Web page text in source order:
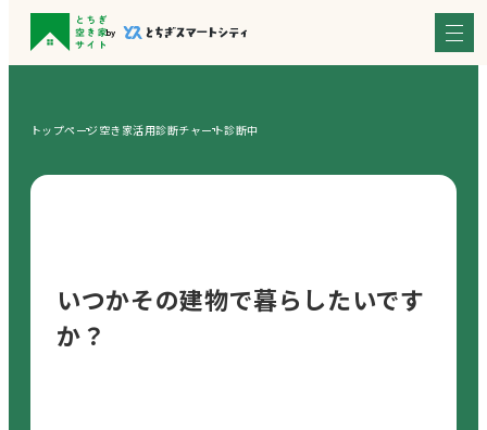
トップページ空き家活用診断チャート診断中
いつかその建物で暮らしたいです
か？